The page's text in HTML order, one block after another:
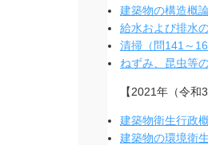
建築物の構造概
給水および排水
清掃（問141～
ねずみ、昆虫等
【2021年（令和
建築物衛生行政
建築物の環境衛